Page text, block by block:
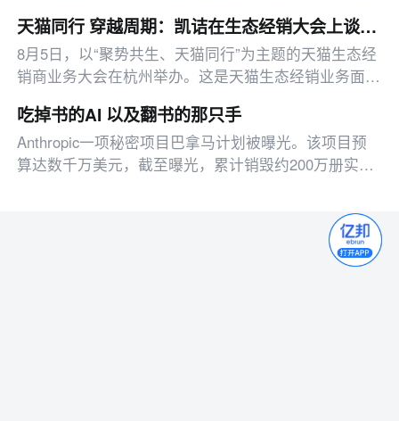
天猫同行 穿越周期：凯诘在生态经销大会上谈AI时代的进化
8月5日，以“聚势共生、天猫同行”为主题的天猫生态经
销商业务大会在杭州举办。这是天猫生态经销业务面向
间一次更深入的交流。
吃掉书的AI 以及翻书的那只手
Anthropic一项秘密项目巴拿马计划被曝光。该项目预
算达数千万美元，截至曝光，累计销毁约200万册实体